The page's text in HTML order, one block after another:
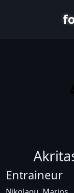
Entraineur